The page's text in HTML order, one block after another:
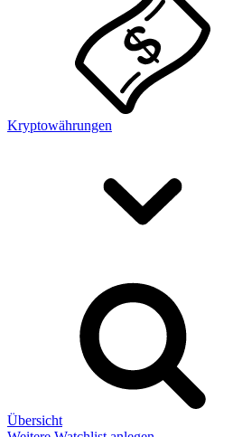
Kryptowährungen
Übersicht